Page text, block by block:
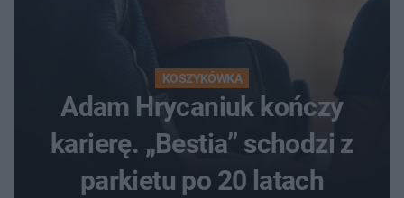
KOSZYKÓWKA
Adam Hrycaniuk kończy
karierę. „Bestia” schodzi z
parkietu po 20 latach